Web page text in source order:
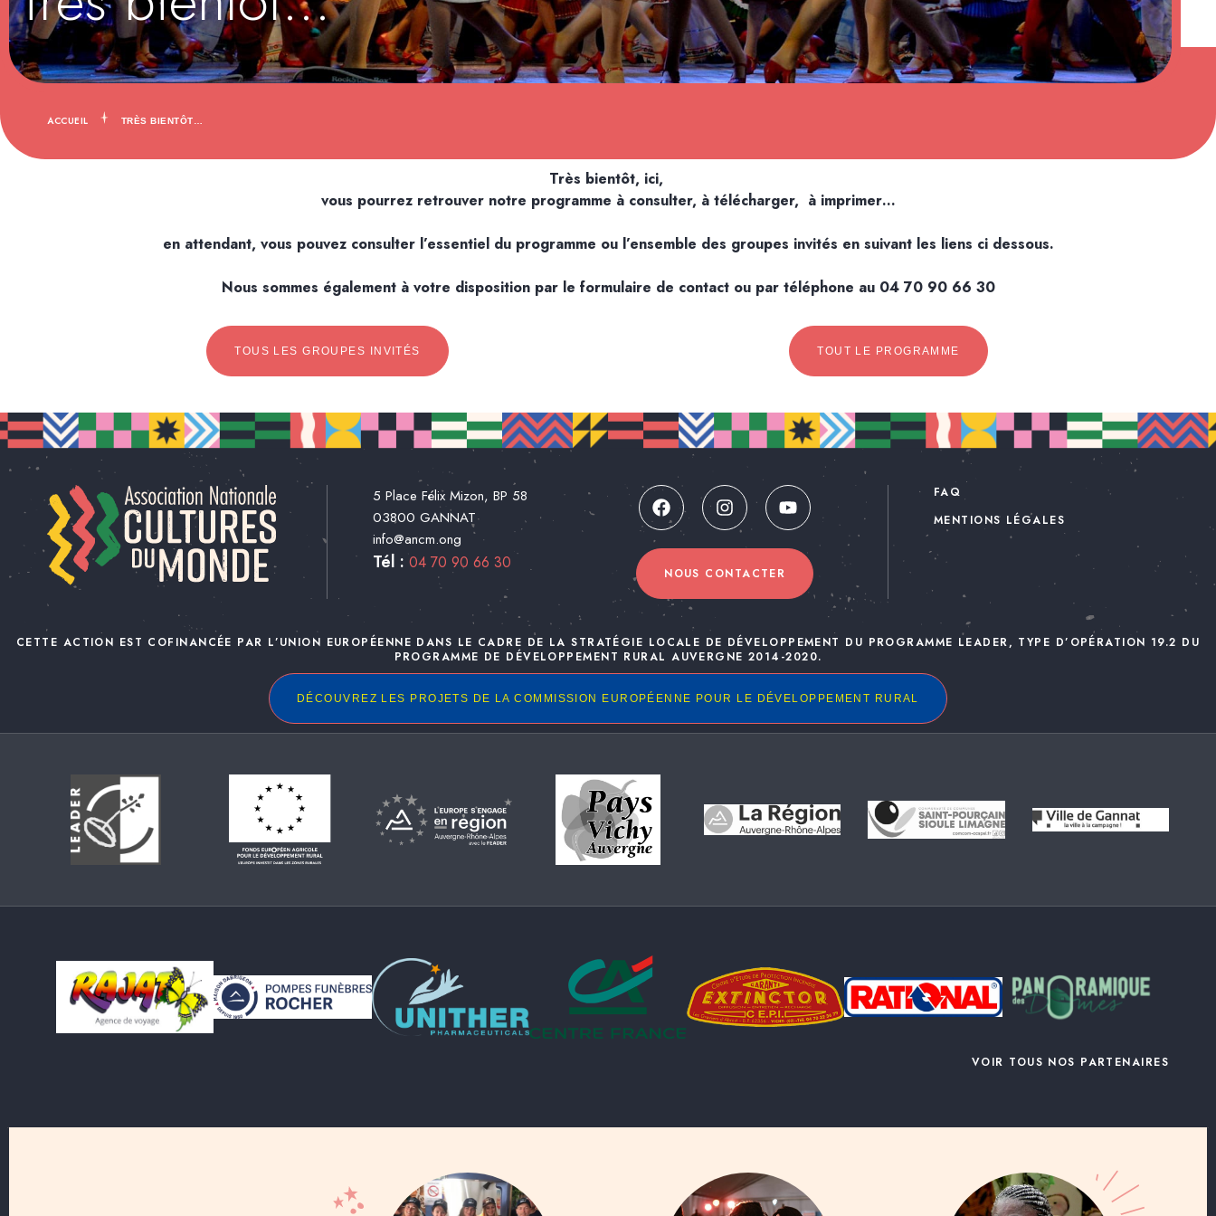
ACCUEIL TRÈS BIENTÔT…
Très bientôt, ici,
vous pourrez retrouver notre programme à consulter, à télécharger, à imprimer…
en attendant, vous pouvez consulter l’essentiel du programme ou l’ensemble des groupes invités en suivant les liens ci dessous.
Nous sommes également à votre disposition par le formulaire de contact ou par téléphone au 04 70 90 66 30
TOUS LES GROUPES INVITÉS TOUT LE PROGRAMME
5 Place Félix Mizon, BP 58
03800 GANNAT
info@ancm.ong
Tél : 04 70 90 66 30
NOUS CONTACTER
FAQ
MENTIONS LÉGALES
CETTE ACTION EST COFINANCÉE PAR L’UNION EUROPÉENNE DANS LE CADRE DE LA STRATÉGIE LOCALE DE DÉVELOPPEMENT DU PROGRAMME LEADER, TYPE D’OPÉRATION 19.2 DU
PROGRAMME DE DÉVELOPPEMENT RURAL AUVERGNE 2014-2020.
DÉCOUVREZ LES PROJETS DE LA COMMISSION EUROPÉENNE POUR LE DÉVELOPPEMENT RURAL
VOIR TOUS NOS PARTENAIRES